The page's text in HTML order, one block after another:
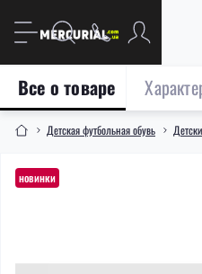
Детская футбольная обувь
Все о товаре
новинки